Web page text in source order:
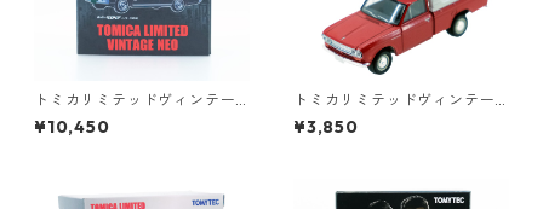
トミカリミテッドヴィンテー
ジネオ 日本交通 VOL.3 2MO
DELS #10223412
¥10,450
トミカリミテッドヴィンテー
ジ LV-194a DATSUN truck 北
米仕様 #36316633
¥3,850